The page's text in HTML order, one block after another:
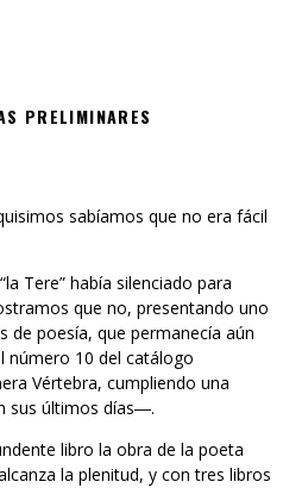
PRELIMINARES
sabíamos que no era fácil
Tere” había silenciado para
que no, presentando uno
de poesía, que permanecía aún
10 del catálogo
Vértebra, cumpliendo una
sus últimos días―.
libro la obra de la poeta
la plenitud, y con tres libros